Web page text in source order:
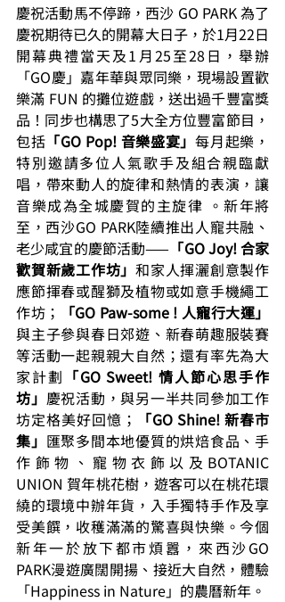
慶祝活動馬不停蹄，西沙 GO PARK 為了
慶祝期待已久的開幕大日子，於1月22日
開幕典禮當天及1月25至28日，舉辦
「GO慶」嘉年華與眾同樂，現場設置歡
樂滿 FUN 的攤位遊戲，送出過千豐富獎
品！同步也構思了5大全方位豐富節目，
包括 「GO Pop! 音樂盛宴」每月起樂，
特別邀請多位人氣歌手及組合親臨獻
唱，帶來動人的旋律和熱情的表演，讓
音樂成為全城慶賀的主旋律 。新年將
至，西沙GO PARK陸續推出人寵共融、
老少咸宜的慶節活動—— 「GO Joy! 合家
歡賀新歲工作坊」 和家人揮灑創意製作
應節揮春或醒獅及植物或如意手機繩工
作坊；
「GO Paw-some ! 人寵行大運」
與主子參與春日郊遊、新春萌趣服裝賽
等活動一起親親大自然；還有率先為大
家計劃 「GO Sweet! 情人節心思手作
坊」 慶祝活動，與另一半共同參加工作
坊定格美好回憶；
「GO Shine! 新春市
集」 匯聚多間本地優質的烘焙食品、手
作飾物、寵物衣飾以及BOTANIC
UNION 賀年桃花樹，遊客可以在桃花環
繞的環境中辦年貨，入手獨特手作及享
受美饌，收穫滿滿的驚喜與快樂。今個
新年一於放下都市煩囂，來西沙GO
PARK漫遊廣闊開揚、接近大自然，體驗
「Happiness in Nature」的農曆新年。